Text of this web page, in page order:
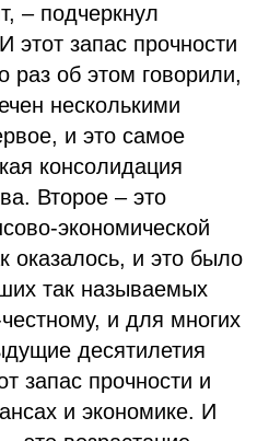
– подчеркнул
запас прочности
об этом говорили,
несколькими
и это самое
консолидация
Второе – это
экономической
оказалось, и это было
так называемых
и для многих
десятилетия
запас прочности и
и экономике. И